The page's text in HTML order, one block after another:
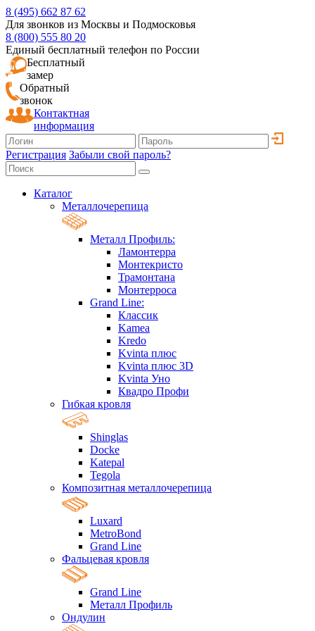
8 (495) 662 87 62
Для звонков из Москвы и Подмосковья
8 (800) 555 80 20
Единый бесплатный телефон по России
Бесплатный
замер
Обратный
звонок
Контактная
информация
Регистрация Забыли свой пароль?
Каталог
Металлочерепица
Металл Профиль:
Ламонтерра
Монтекристо
Трамонтана
Монтерроса
Grand Line:
Классик
Kamea
Kredo
Kvinta плюс
Kvinta плюс 3D
Kvinta Уно
Квадро Профи
Гибкая кровля
Shinglas
Docke
Katepal
Tegola
Композитная металлочерепица
Luxard
MetroBond
Grand Line
Фальцевая кровля
Grand Line
Металл Профиль
Ондулин